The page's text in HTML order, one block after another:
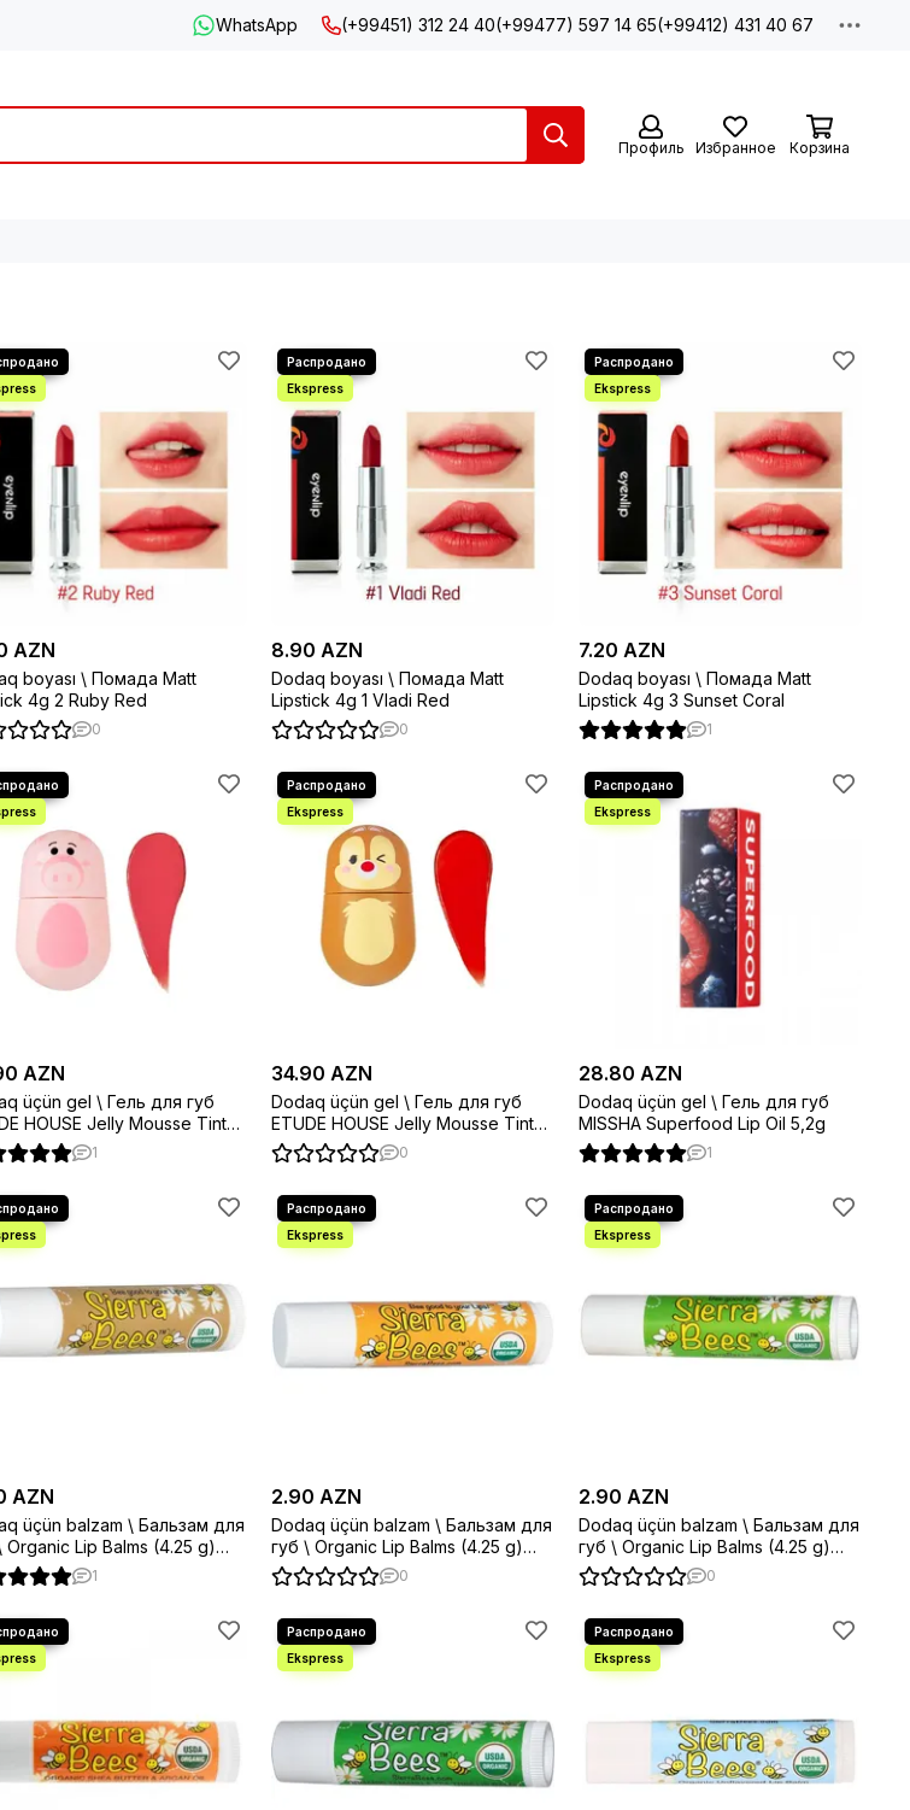
WhatsApp (+99451) 312 24 40(+99477) 597 14 65(+99412) 431 40 67
Профиль Избранное Корзина
AZN
boyası \ Помада Matt
Lipstick 4g 2 Ruby Red
0
8.90 AZN
Dodaq boyası \ Помада Matt
Lipstick 4g 1 Vladi Red
0
7.20 AZN
Dodaq boyası \ Помада Matt
Lipstick 4g 3 Sunset Coral
1
AZN
üçün gel \ Гель для губ
HOUSE Jelly Mousse Tint
Pink1
34.90 AZN
Dodaq üçün gel \ Гель для губ
ETUDE HOUSE Jelly Mousse Tint
3,3g Orange Red
0
28.80 AZN
Dodaq üçün gel \ Гель для губ
MISSHA Superfood Lip Oil 5,2g
1
AZN
üçün balzam \ Бальзам для
Lip Balms (4.25 g)
1
2.90 AZN
Dodaq üçün balzam \ Бальзам для
губ \ Organic Lip Balms (4.25 g)
Honey
0
2.90 AZN
Dodaq üçün balzam \ Бальзам для
губ \ Organic Lip Balms (4.25 g)
Mint
0